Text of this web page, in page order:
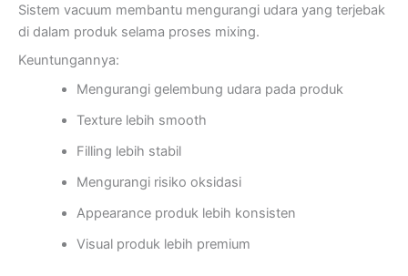
Sistem vacuum membantu mengurangi udara yang terjebak
di dalam produk selama proses mixing.
Keuntungannya:
Mengurangi gelembung udara pada produk
Texture lebih smooth
Filling lebih stabil
Mengurangi risiko oksidasi
Appearance produk lebih konsisten
Visual produk lebih premium